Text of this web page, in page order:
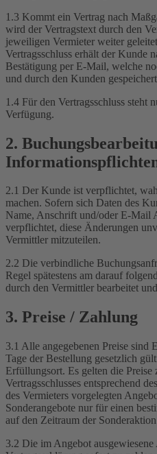
1.3 Kommt ein Vertrag nach
wird der Vertragstext durch den
jeweiligen Vermieter weiter
Vertragsschluss erhält der Kunde
Bestätigung per E-Mail, welche
und durch den Kunden
1.4 Für den Vertragsschluss steht
Verfügung.
2.
2.1 Der Kunde ist verpflichtet,
machen. Sofern sich Daten des
Name, Anschrift und/oder E-Mail
verpflichtet, diese Änderungen
Vermittler mitzuteilen.
2.2 Die verbindliche
Regel spätestens am darauf
durch den Vermittler bearbeitet
3. Preise / Zahlung
3.1 Alle angegebenen Preise sind
Tage der Bestellung gesetzlich
Erfüllungsort. Es gelten die Preise
Vertragsschlusses entsprechend
des Vermieters vorgelegten
Sonderangebote nur für einen
auf den Zeitraum der
3.2 Die im Angebot